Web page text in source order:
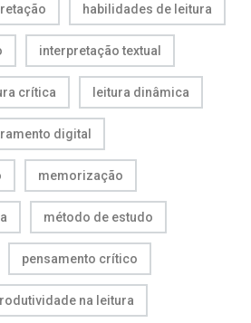
habilidades de leitura
interpretação textual
crítica leitura dinâmica
digital
memorização
método de estudo
pensamento crítico
na leitura